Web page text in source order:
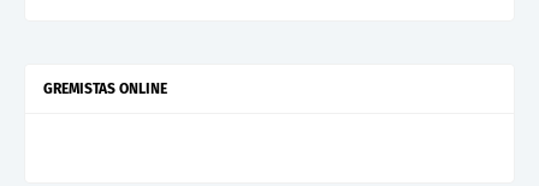
GREMISTAS ONLINE